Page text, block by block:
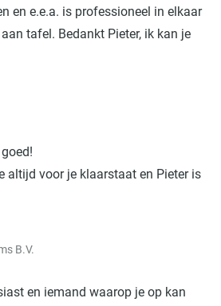
en e.e.a. is professioneel in elkaar
tafel. Bedankt Pieter, ik kan je
altijd voor je klaarstaat en Pieter is
B.V.
en iemand waarop je op kan